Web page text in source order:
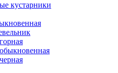
кустарники